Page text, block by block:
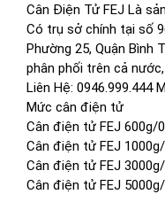
Cân Điện Tử FEJ Là
Có trụ sở chính tại số
Phường 25, Quận Bình
phân phối trên cả
Liên Hệ: 0946.999.444
Mức cân điện tử
Cân điện tử FEJ 600g/
Cân điện tử FEJ
Cân điện tử FEJ
Cân điện tử FEJ